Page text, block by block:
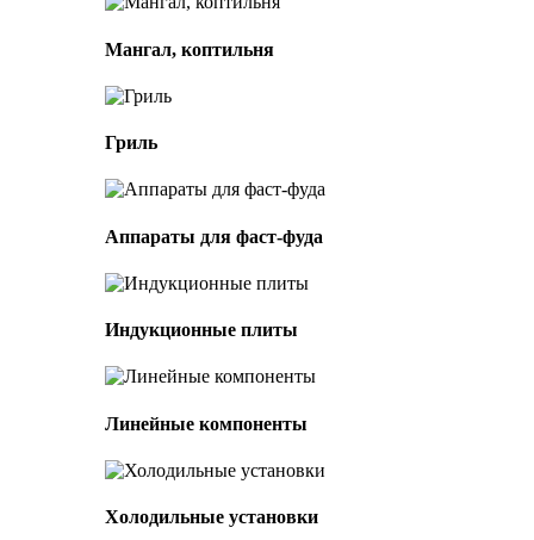
Мангал, коптильня
Гриль
Аппараты для фаст-фуда
Индукционные плиты
Линейные компоненты
Холодильные установки